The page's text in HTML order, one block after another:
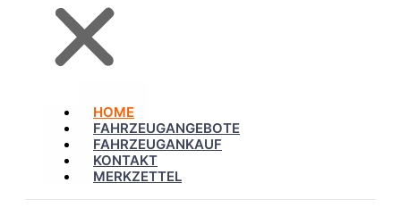
HOME
FAHRZEUGANGEBOTE
FAHRZEUGANKAUF
KONTAKT
MERKZETTEL